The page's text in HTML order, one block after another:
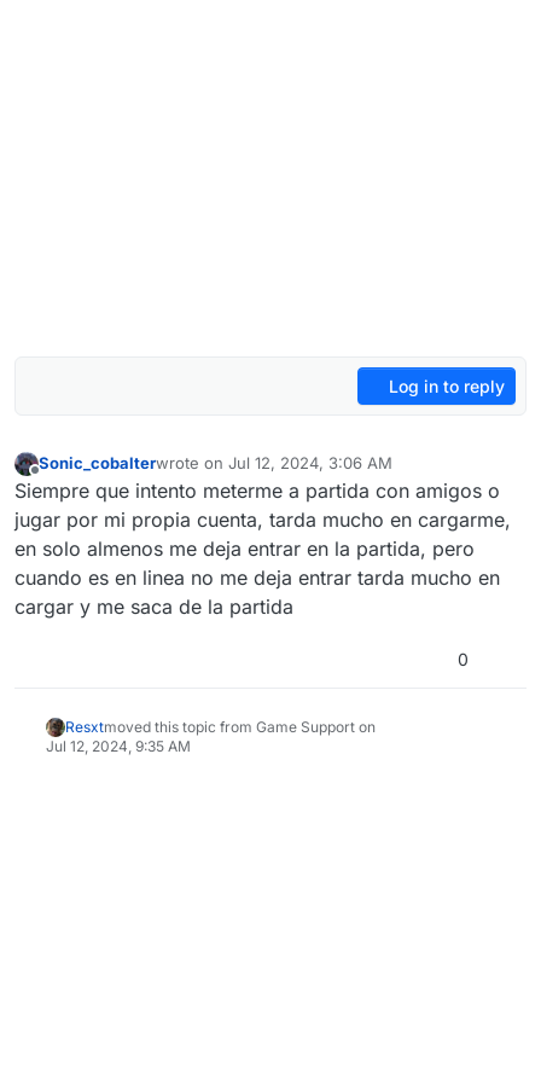
Log in to reply
Sonic_cobalterwrote on Jul 12, 2024, 3:06 AM
last edited by
Siempre que intento meterme a partida con amigos o
jugar por mi propia cuenta, tarda mucho en cargarme,
en solo almenos me deja entrar en la partida, pero
cuando es en linea no me deja entrar tarda mucho en
cargar y me saca de la partida
0
Resxtmoved this topic from Game Support on
Jul 12, 2024, 9:35 AM